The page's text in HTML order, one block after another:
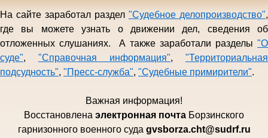
На сайте заработал раздел "Судебное делопроизводство",
где вы можете узнать о движении дел, сведения об
отложенных слушаниях. А также заработали разделы "О
суде", "Справочная информация", "Территориальная
подсудность", "Пресс-служба", "Судебные примирители".
Важная информация!
Восстановлена электронная почта Борзинского
гарнизонного военного суда gvsborza.cht@sudrf.ru